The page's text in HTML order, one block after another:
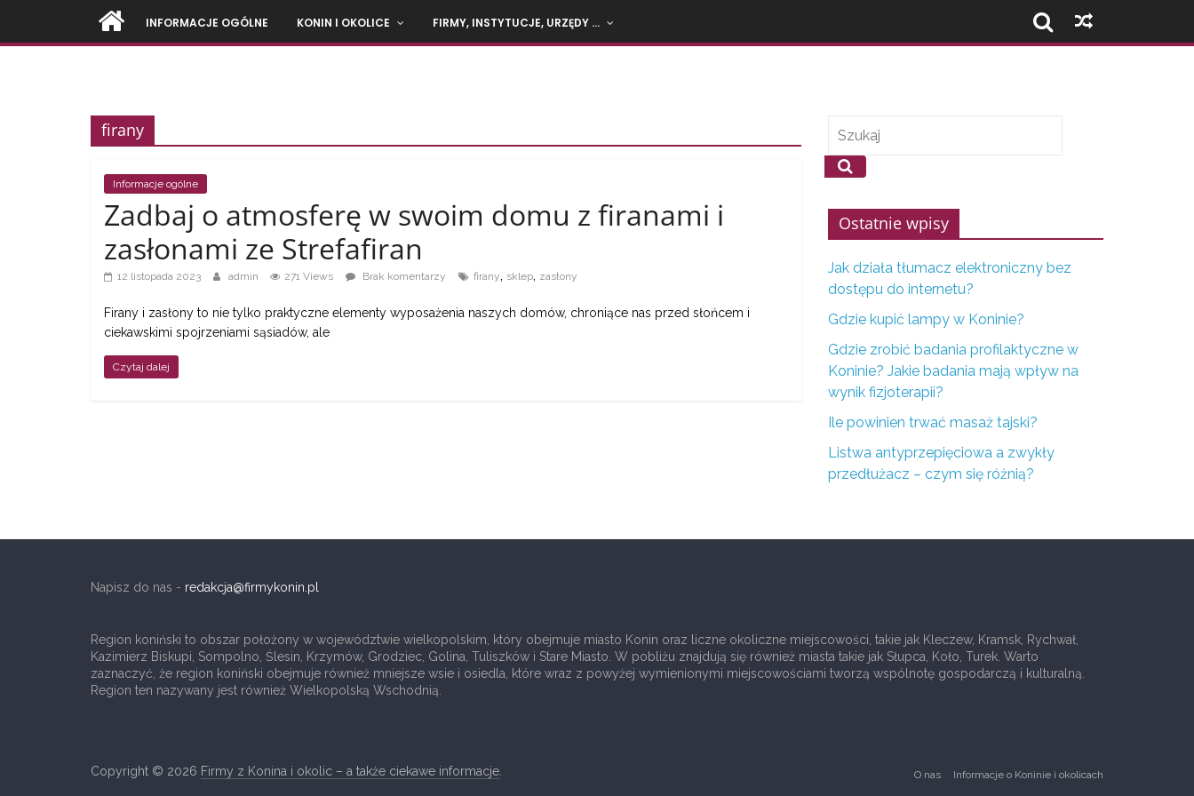
treści
INFORMACJE OGÓLNE KONIN I OKOLICE FIRMY, INSTYTUCJE, URZĘDY …
z
Konina
okolic
–
informacje
t
y
m
e
firany
Informacje ogólne
Zadbaj o atmosferę w swoim domu z firanami i
zasłonami ze Strefafiran
12 listopada 2023 admin 271 Views Brak komentarzy firany, sklep, zasłony
Firany i zasłony to nie tylko praktyczne elementy wyposażenia naszych domów, chroniące nas przed słońcem i
ciekawskimi spojrzeniami sąsiadów, ale
Czytaj dalej
Ostatnie wpisy
Jak działa tłumacz elektroniczny bez
dostępu do internetu?
Gdzie kupić lampy w Koninie?
Gdzie zrobić badania profilaktyczne w
Koninie? Jakie badania mają wpływ na
wynik fizjoterapii?
Ile powinien trwać masaż tajski?
Listwa antyprzepięciowa a zwykły
przedłużacz – czym się różnią?
Napisz do nas - redakcja@firmykonin.pl
Region koniński to obszar położony w województwie wielkopolskim, który obejmuje miasto Konin oraz liczne okoliczne miejscowości, takie jak Kleczew, Kramsk, Rychwał,
Kazimierz Biskupi, Sompolno, Ślesin, Krzymów, Grodziec, Golina, Tuliszków i Stare Miasto. W pobliżu znajdują się również miasta takie jak Słupca, Koło, Turek. Warto
zaznaczyć, że region koniński obejmuje również mniejsze wsie i osiedla, które wraz z powyżej wymienionymi miejscowościami tworzą wspólnotę gospodarczą i kulturalną.
Region ten nazywany jest również Wielkopolską Wschodnią.
O nas Informacje o Koninie i okolicach
Copyright © 2026 Firmy z Konina i okolic – a także ciekawe informacje